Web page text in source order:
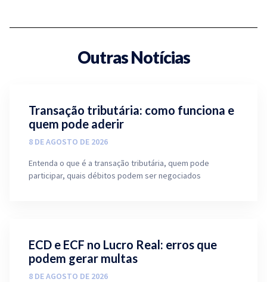
Outras Notícias
Transação tributária: como funciona e
quem pode aderir
8 DE AGOSTO DE 2026
Entenda o que é a transação tributária, quem pode
participar, quais débitos podem ser negociados
ECD e ECF no Lucro Real: erros que
podem gerar multas
8 DE AGOSTO DE 2026